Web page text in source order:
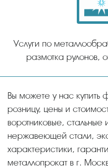
Услуги по
размотка рулонов,
Вы можете у нас купить фланцы в Истре оптом и в
розницу, цены и
воротниковые,
нержавеющей стали,
характеристики,
металлопрокат в г.